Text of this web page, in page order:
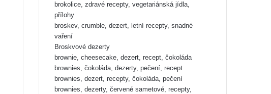
brokolice, zdravé recepty, vegetariánská jídla,
přílohy
broskev, crumble, dezert, letní recepty, snadné
vaření
Broskvové dezerty
brownie, cheesecake, dezert, recept, čokoláda
brownies, čokoláda, dezerty, pečení, recept
brownies, dezert, recepty, čokoláda, pečení
brownies, dezerty, červené sametové, recepty,